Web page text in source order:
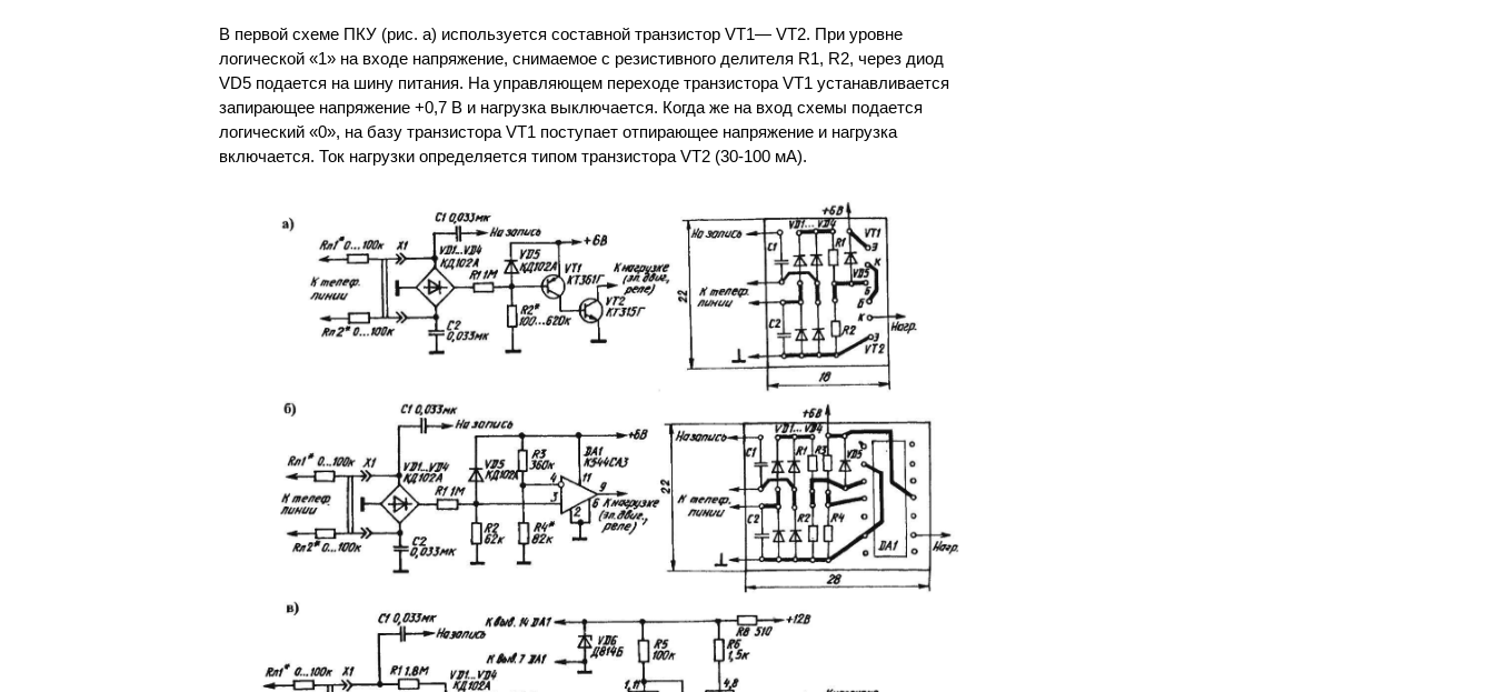
В первой схеме ПКУ (рис. а) используется составной транзистор VT1— VT2. При уровне
логической «1» на входе напряжение, снимаемое с резистивного делителя R1, R2, через диод
VD5 подается на шину питания. На управляющем переходе транзистора VT1 устанавливается
запирающее напряжение +0,7 В и нагрузка выключается. Когда же на вход схемы подается
логический «0», на базу транзистора VT1 поступает отпирающее напряжение и нагрузка
включается. Ток нагрузки определяется типом транзистора VT2 (30-100 мА).